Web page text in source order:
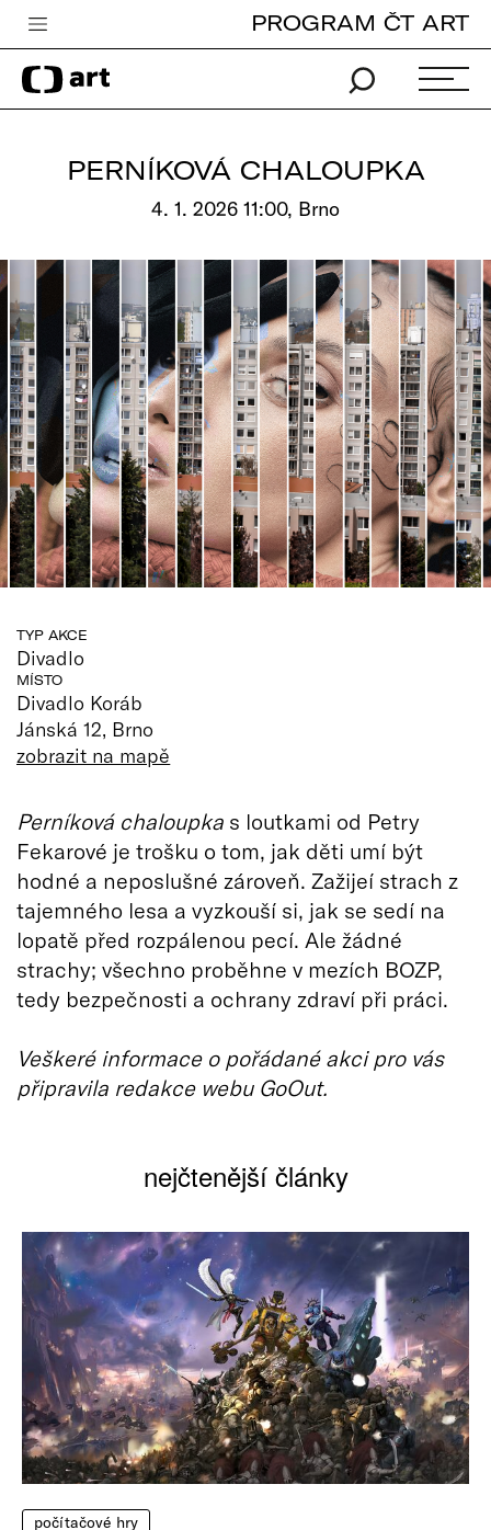
Česká televize
Zpravodajství
Pro děti
edu
Vše o ČT
PROGRAM ČT ART
PERNÍKOVÁ CHALOUPKA
4. 1. 2026 11:00, Brno
TYP AKCE
Divadlo
MÍSTO
Divadlo Koráb
Jánská 12, Brno
zobrazit na mapě
Perníková chaloupka s loutkami od Petry
Fekarové je trošku o tom, jak děti umí být
hodné a neposlušné zároveň. Zažijeí strach z
tajemného lesa a vyzkouší si, jak se sedí na
lopatě před rozpálenou pecí. Ale žádné
strachy; všechno proběhne v mezích BOZP,
tedy bezpečnosti a ochrany zdraví při práci.
Veškeré informace o pořádané akci pro vás
připravila redakce webu GoOut.
nejčtenější články
počítačové hry